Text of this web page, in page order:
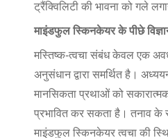
ट्रैंक्विलिटी की भावना को गले
माइंडफुल स्किनकेयर के पीछे
मस्तिष्क-त्वचा संबंध केवल एक
अनुसंधान द्वारा समर्थित है।
मानसिकता प्रथाओं को
प्रभावित कर सकता है। तनाव
माइंडफुल स्किनकेयर त्वचा की